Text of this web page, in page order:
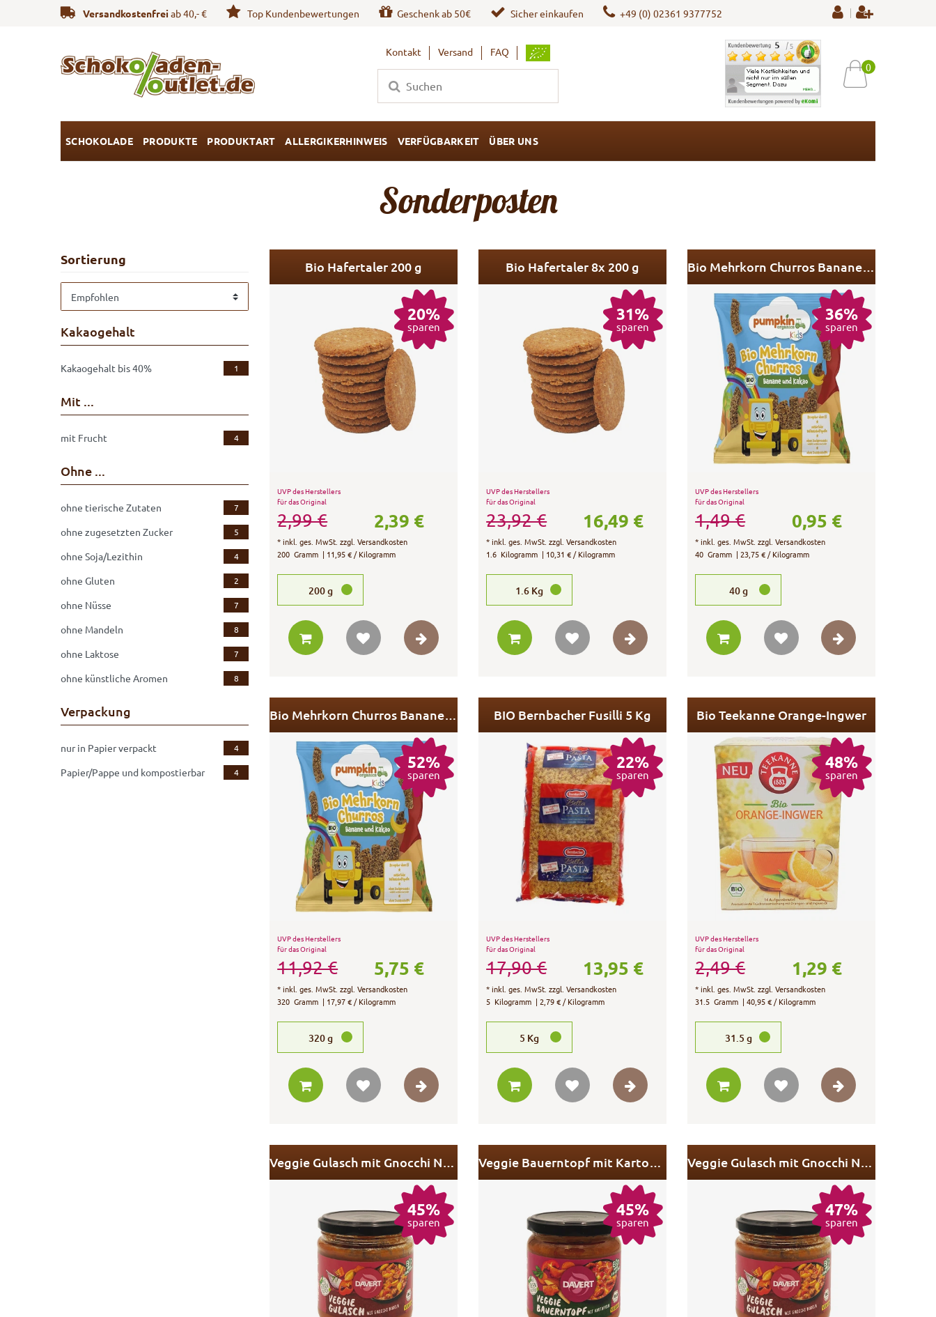
Versandkostenfreiab 40,- € Top Kundenbewertungen Geschenk ab 50€ Sicher einkaufen +49 (0) 02361 9377752
0
SCHOKOLADE PRODUKTE PRODUKTART ALLERGIKERHINWEIS VERFÜGBARKEIT ÜBER UNS
Kontakt Versand FAQ
Sonderposten
Sortierung
Kakaogehalt
Kakaogehalt bis 40% 1
Mit ...
mit Frucht 4
Ohne ...
ohne tierische Zutaten 7
ohne zugesetzten Zucker 5
ohne Soja/Lezithin 4
ohne Gluten 2
ohne Nüsse 7
ohne Mandeln 8
ohne Laktose 7
ohne künstliche Aromen 8
Verpackung
nur in Papier verpackt 4
Papier/Pappe und kompostierbar 4
Bio Hafertaler 200 g
20%
sparen
UVP des Herstellers
für das Original
2,99 € 2,39 €
*inkl. ges. MwSt. zzgl.Versandkosten
200 Gramm | 11,95 € / Kilogramm
200g
Bio Hafertaler 8x 200 g
31%
sparen
UVP des Herstellers
für das Original
23,92 € 16,49 €
*inkl. ges. MwSt. zzgl.Versandkosten
1.6 Kilogramm | 10,31 € / Kilogramm
1.6 Kg
Bio Mehrkorn Churros Banane und Kakao MHD
36%
sparen
UVP des Herstellers
für das Original
1,49 € 0,95 €
*inkl. ges. MwSt. zzgl.Versandkosten
40 Gramm | 23,75 € / Kilogramm
40g
Bio Mehrkorn Churros Banane und Kakao 8er Pack MHD
52%
sparen
UVP des Herstellers
für das Original
11,92 € 5,75 €
*inkl. ges. MwSt. zzgl.Versandkosten
320 Gramm | 17,97 € / Kilogramm
320g
BIO Bernbacher Fusilli 5 Kg
22%
sparen
UVP des Herstellers
für das Original
17,90 € 13,95 €
*inkl. ges. MwSt. zzgl.Versandkosten
5 Kilogramm | 2,79 € / Kilogramm
5 Kg
Bio Teekanne Orange-Ingwer
48%
sparen
UVP des Herstellers
für das Original
2,49 € 1,29 €
*inkl. ges. MwSt. zzgl.Versandkosten
31.5 Gramm | 40,95 € / Kilogramm
31.5 g
Veggie Gulasch mit Gnocchi Nudeln
45%
sparen
Veggie Bauerntopf mit Kartoffeln
45%
sparen
Veggie Gulasch mit Gnocchi Nudeln 5x 330 g
47%
sparen